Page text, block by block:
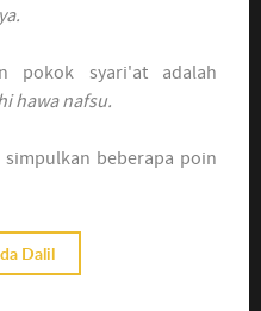
pokok syari'at adalah
hawa nafsu.
beberapa poin
Dalil